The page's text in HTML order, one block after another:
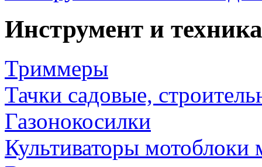
Инструмент и
Триммеры
Тачки садовые,
Газонокосилки
Культиваторы мотоблоки